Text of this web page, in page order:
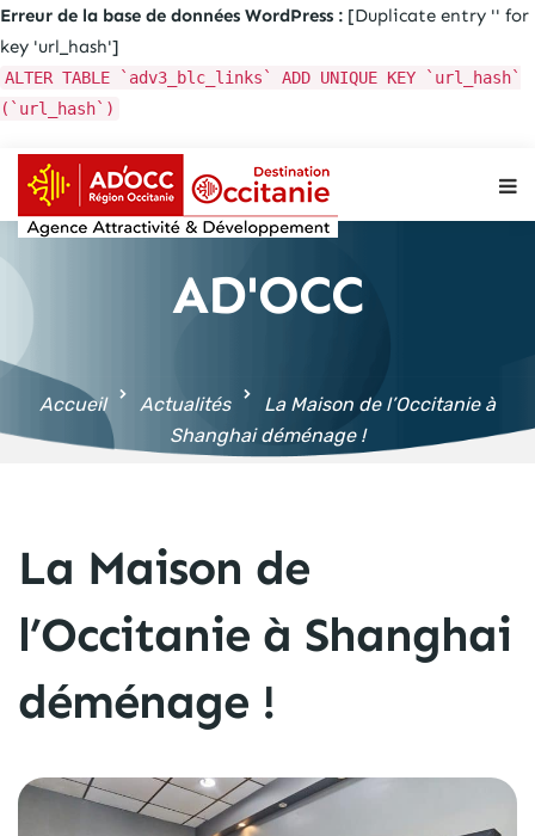
Erreur de la base de données WordPress : [Duplicate entry '' for
key 'url_hash']
ALTER TABLE `adv3_blc_links` ADD UNIQUE KEY `url_hash`
(`url_hash`)
Aller au
principal
AD'OCC
Accueil Actualités
La Maison de l’Occitanie à
Shanghai déménage !
La Maison de
l’Occitanie à Shanghai
déménage !